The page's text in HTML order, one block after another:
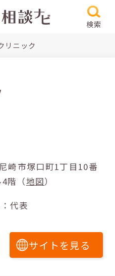
検索
リニック
階（地図）
：代表
サイトを見る